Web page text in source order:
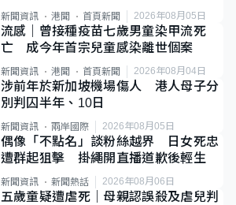
類案最惡劣
新聞資訊 港聞 首頁新聞 2026年08月05日
流感｜曾接種疫苗七歲男童染甲流死
亡 成今年首宗兒童感染離世個案
新聞資訊 港聞 首頁新聞 2026年08月04日
涉前年於新加坡機場傷人 港人母子分
別判囚半年、10日
新聞資訊 兩岸國際 2026年08月05日
偶像「不點名」談粉絲越界 日女死忠
遭群起狙擊 掛繩開直播道歉後輕生
新聞資訊 新聞熱話 2026年08月06日
五歲童疑遭虐死｜母親認誤殺及虐兒判